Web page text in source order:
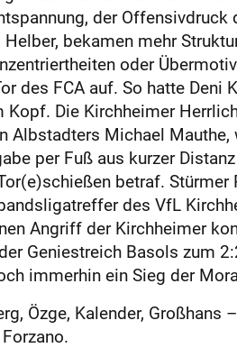
der
bekamen mehr
oder
des FCA auf. So hatte
Die Kirchheimer
Albstadters Michael
per Fuß aus kurzer
betraf.
des VfL
Angriff der Kirchheimer
Geniestreich Basols zum
immerhin ein Sieg der
Özge, Kalender,